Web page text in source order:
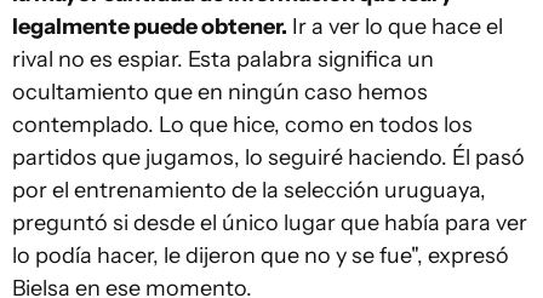
legalmente puede obtener. Ir a ver lo que hace el
rival no es espiar. Esta palabra significa un
ocultamiento que en ningún caso hemos
contemplado. Lo que hice, como en todos los
partidos que jugamos, lo seguiré haciendo. Él pasó
por el entrenamiento de la selección uruguaya,
preguntó si desde el único lugar que había para ver
lo podía hacer, le dijeron que no y se fue", expresó
Bielsa en ese momento.